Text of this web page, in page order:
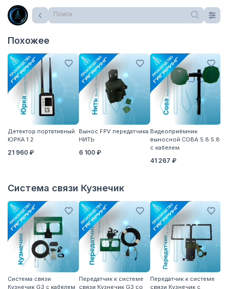
Поиск
Похожее
Детектор портативный
ЮРКА 1.2
21 960 ₽
Вынос FPV передатчика
НИТЬ
6 100 ₽
Видеоприёмник
выносной СОВА 5.8 5.8
с кабелем
41 267 ₽
Система связи Кузнечик
Система связи
Кузнечик G3 с кабелем
Передатчик к системе
связи Кузнечик G3 со
Передатчик к системе
связи Кузнечик с